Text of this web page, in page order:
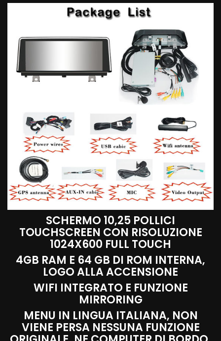
SCHERMO 10,25 POLLICI
TOUCHSCREEN CON RISOLUZIONE
1024X600 FULL TOUCH
4GB RAM E 64 GB DI ROM INTERNA,
LOGO ALLA ACCENSIONE
WIFI INTEGRATO E FUNZIONE
MIRRORING
MENU IN LINGUA ITALIANA, NON
VIENE PERSA NESSUNA FUNZIONE